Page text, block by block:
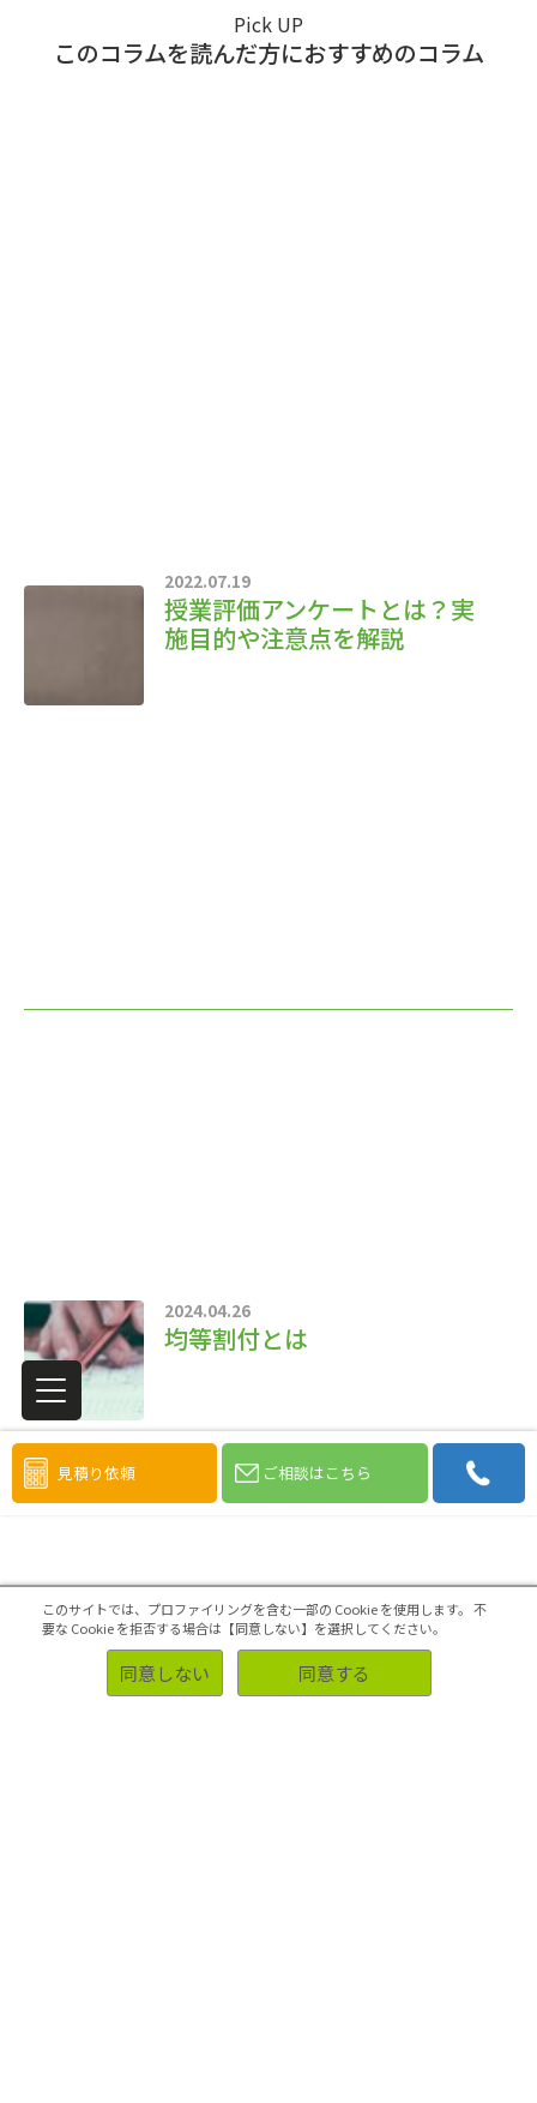
Pick UP
このコラムを読んだ方におすすめのコラム
2022.07.19
授業評価アンケートとは？実
施目的や注意点を解説
2024.04.26
均等割付とは
見積り依頼 ご相談はこちら
このサイトでは、プロファイリングを含む一部の Cookie を使用します。 不
要な Cookie を拒否する場合は【同意しない】を選択してください。
同意しない 同意する